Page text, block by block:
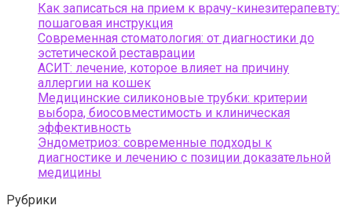
Как записаться на прием к врачу-кинезитерапевту:
пошаговая инструкция
Современная стоматология: от диагностики до
эстетической реставрации
АСИТ: лечение, которое влияет на причину
аллергии на кошек
Медицинские силиконовые трубки: критерии
выбора, биосовместимость и клиническая
эффективность
Эндометриоз: современные подходы к
диагностике и лечению с позиции доказательной
медицины
Рубрики